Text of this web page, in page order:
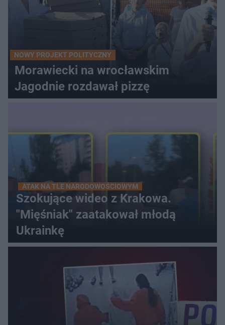
NOWY PROJEKT POLITYCZNY
Morawiecki na wrocławskim
Jagodnie rozdawał pizzę
ATAK NA TLE NARODOWOŚCIOWYM
Szokujące wideo z Krakowa.
"Mięśniak" zaatakował młodą
Ukrainkę